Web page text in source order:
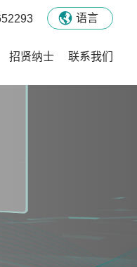
语言
招贤纳士 联系我们